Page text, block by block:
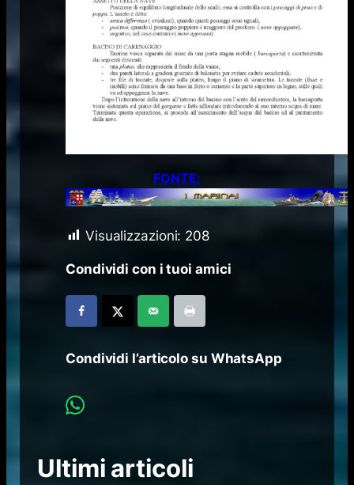
FONTE:
Visualizzazioni: 208
Condividi con i tuoi amici
Condividi l’articolo su WhatsApp
Ultimi articoli